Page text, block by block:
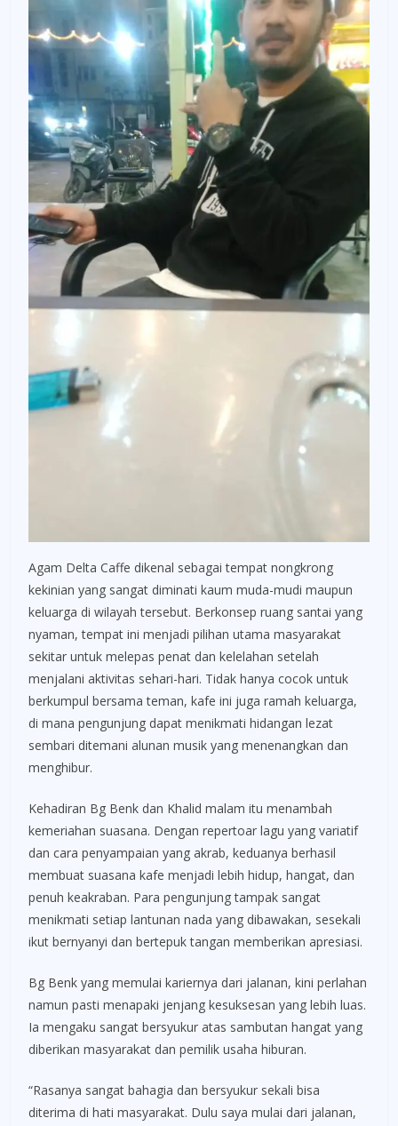
Agam Delta Caffe dikenal sebagai tempat nongkrong
kekinian yang sangat diminati kaum muda-mudi maupun
keluarga di wilayah tersebut. Berkonsep ruang santai yang
nyaman, tempat ini menjadi pilihan utama masyarakat
sekitar untuk melepas penat dan kelelahan setelah
menjalani aktivitas sehari-hari. Tidak hanya cocok untuk
berkumpul bersama teman, kafe ini juga ramah keluarga,
di mana pengunjung dapat menikmati hidangan lezat
sembari ditemani alunan musik yang menenangkan dan
menghibur.
Kehadiran Bg Benk dan Khalid malam itu menambah
kemeriahan suasana. Dengan repertoar lagu yang variatif
dan cara penyampaian yang akrab, keduanya berhasil
membuat suasana kafe menjadi lebih hidup, hangat, dan
penuh keakraban. Para pengunjung tampak sangat
menikmati setiap lantunan nada yang dibawakan, sesekali
ikut bernyanyi dan bertepuk tangan memberikan apresiasi.
Bg Benk yang memulai kariernya dari jalanan, kini perlahan
namun pasti menapaki jenjang kesuksesan yang lebih luas.
Ia mengaku sangat bersyukur atas sambutan hangat yang
diberikan masyarakat dan pemilik usaha hiburan.
“Rasanya sangat bahagia dan bersyukur sekali bisa
diterima di hati masyarakat. Dulu saya mulai dari jalanan,